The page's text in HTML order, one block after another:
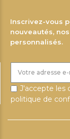
Inscrivez-vous
nouveautés,
personnalisés.
J'accepte les
politique de